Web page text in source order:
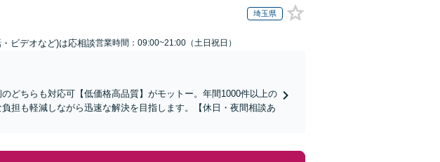
埼玉県
ビデオなど)は応相談営業時間：09:00~21:00（土日祝日）
どちらも対応可【低価格高品質】がモットー。年間1000件以上の
担も軽減しながら迅速な解決を目指します。【休日・夜間相談あ